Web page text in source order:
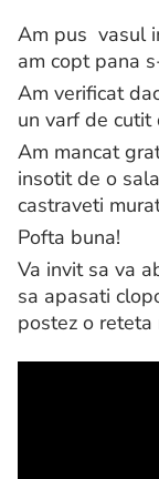
Am pus vasul
am copt pana
Am verificat
un varf de cutit
Am mancat
insotit de o
castraveti
Pofta buna!
Va invit sa va
sa apasati
postez o reteta